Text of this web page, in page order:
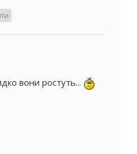
вони ростуть...